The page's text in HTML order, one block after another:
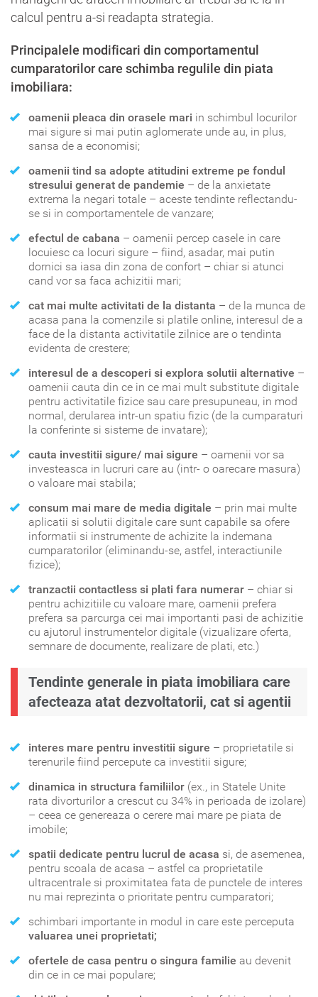
calcul pentru a-si readapta strategia.
Principalele modificari din comportamentul
cumparatorilor care schimba regulile din piata
imobiliara:
oamenii pleaca din orasele mari in schimbul locurilor
mai sigure si mai putin aglomerate unde au, in plus,
sansa de a economisi;
oamenii tind sa adopte atitudini extreme pe fondul
stresului generat de pandemie – de la anxietate
extrema la negari totale – aceste tendinte reflectandu-
se si in comportamentele de vanzare;
efectul de cabana – oamenii percep casele in care
locuiesc ca locuri sigure – fiind, asadar, mai putin
dornici sa iasa din zona de confort – chiar si atunci
cand vor sa faca achizitii mari;
cat mai multe activitati de la distanta – de la munca de
acasa pana la comenzile si platile online, interesul de a
face de la distanta activitatile zilnice are o tendinta
evidenta de crestere;
interesul de a descoperi si explora solutii alternative –
oamenii cauta din ce in ce mai mult substitute digitale
pentru activitatile fizice sau care presupuneau, in mod
normal, derularea intr-un spatiu fizic (de la cumparaturi
la conferinte si sisteme de invatare);
cauta investitii sigure/ mai sigure – oamenii vor sa
investeasca in lucruri care au (intr- o oarecare masura)
o valoare mai stabila;
consum mai mare de media digitale – prin mai multe
aplicatii si solutii digitale care sunt capabile sa ofere
informatii si instrumente de achizite la indemana
cumparatorilor (eliminandu-se, astfel, interactiunile
fizice);
tranzactii contactless si plati fara numerar – chiar si
pentru achizitiile cu valoare mare, oamenii prefera
prefera sa parcurga cei mai importanti pasi de achizitie
cu ajutorul instrumentelor digitale (vizualizare oferta,
semnare de documente, realizare de plati, etc.)
Tendinte generale in piata imobiliara care
afecteaza atat dezvoltatorii, cat si agentii
interes mare pentru investitii sigure – proprietatile si
terenurile fiind percepute ca investitii sigure;
dinamica in structura familiilor (ex., in Statele Unite
rata divorturilor a crescut cu 34% in perioada de izolare)
– ceea ce genereaza o cerere mai mare pe piata de
imobile;
spatii dedicate pentru lucrul de acasa si, de asemenea,
pentru scoala de acasa – astfel ca proprietatile
ultracentrale si proximitatea fata de punctele de interes
nu mai reprezinta o prioritate pentru cumparatori;
schimbari importante in modul in care este perceputa
valuarea unei proprietati;
ofertele de casa pentru o singura familie au devenit
din ce in ce mai populare;